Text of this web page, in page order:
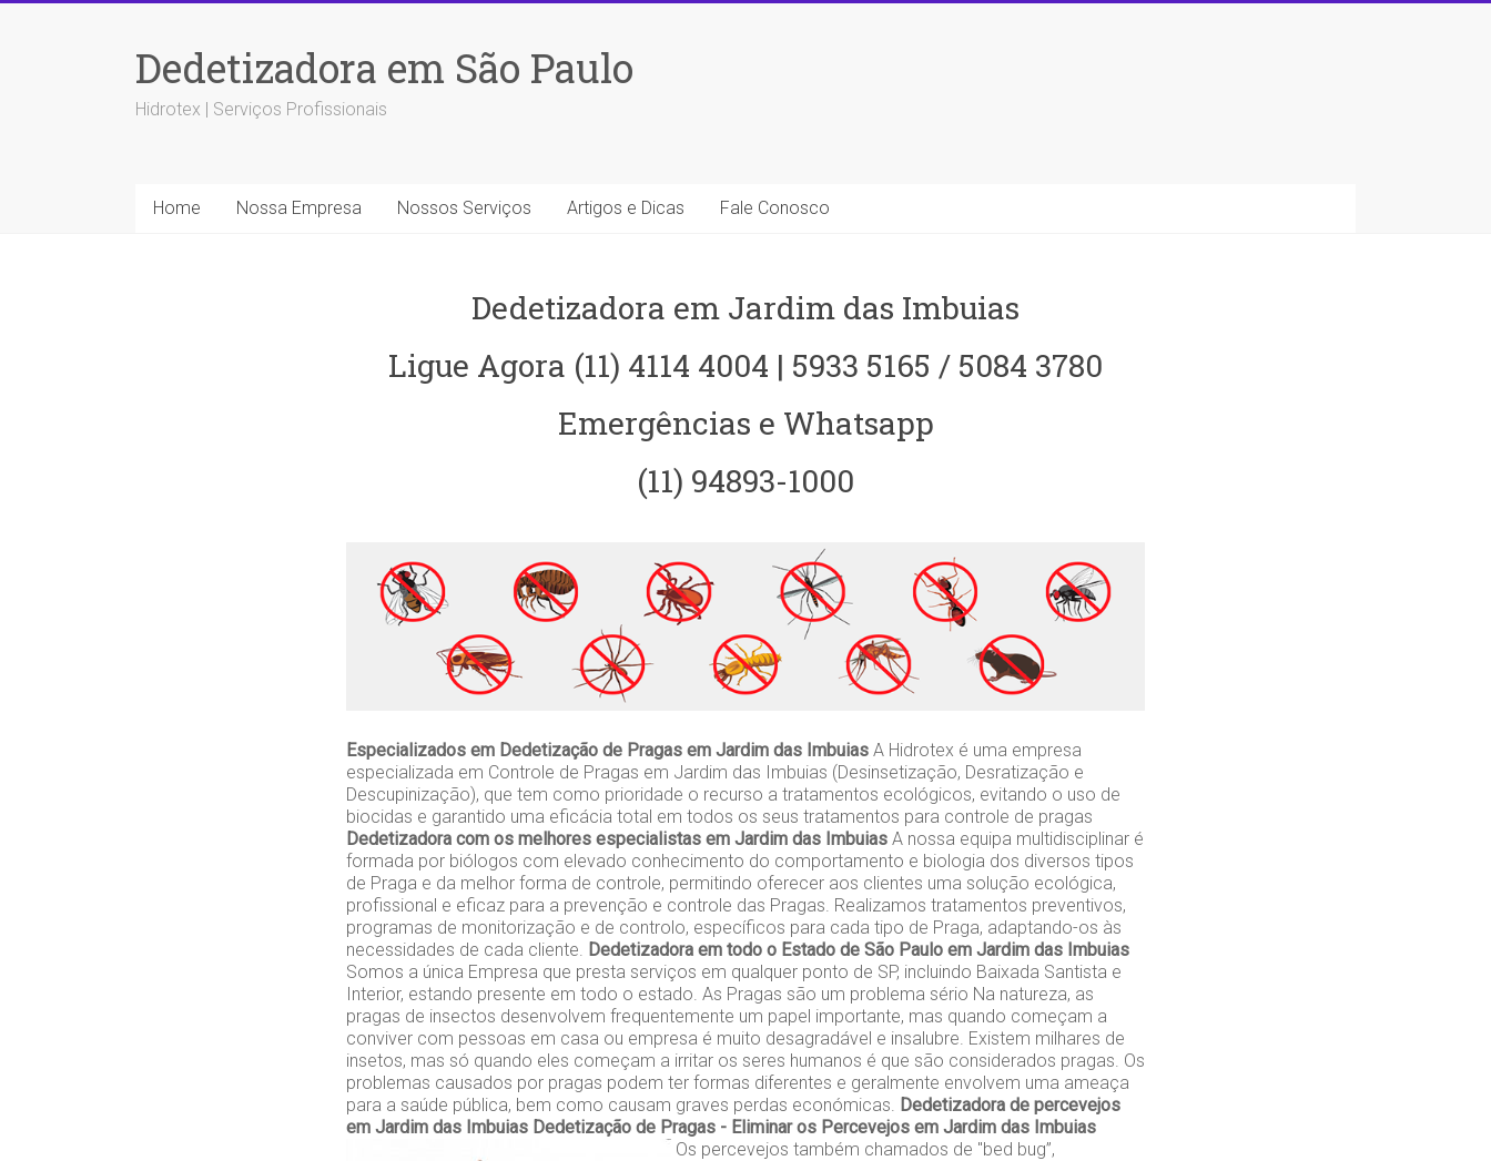
Dedetizadora em São Paulo
Hidrotex | Serviços Profissionais
Home Nossa Empresa Nossos Serviços Artigos e Dicas Fale Conosco
Dedetizadora em Jardim das Imbuias
Ligue Agora (11) 4114 4004 | 5933 5165 / 5084 3780
Emergências e Whatsapp
(11) 94893-1000
Especializados em Dedetização de Pragas em Jardim das Imbuias A Hidrotex é uma empresa
especializada em Controle de Pragas em Jardim das Imbuias (Desinsetização, Desratização e
Descupinização), que tem como prioridade o recurso a tratamentos ecológicos, evitando o uso de
biocidas e garantido uma eficácia total em todos os seus tratamentos para controle de pragas
Dedetizadora com os melhores especialistas em Jardim das Imbuias A nossa equipa multidisciplinar é
formada por biólogos com elevado conhecimento do comportamento e biologia dos diversos tipos
de Praga e da melhor forma de controle, permitindo oferecer aos clientes uma solução ecológica,
profissional e eficaz para a prevenção e controle das Pragas. Realizamos tratamentos preventivos,
programas de monitorização e de controlo, específicos para cada tipo de Praga, adaptando-os às
necessidades de cada cliente.
Dedetizadora em todo o Estado de São Paulo em Jardim das Imbuias
Somos a única Empresa que presta serviços em qualquer ponto de SP, incluindo Baixada Santista e
Interior, estando presente em todo o estado. As Pragas são um problema sério Na natureza, as
pragas de insectos desenvolvem frequentemente um papel importante, mas quando começam a
conviver com pessoas em casa ou empresa é muito desagradável e insalubre. Existem milhares de
insetos, mas só quando eles começam a irritar os seres humanos é que são considerados pragas. Os
problemas causados por pragas podem ter formas diferentes e geralmente envolvem uma ameaça
para a saúde pública, bem como causam graves perdas económicas.
Dedetizadora de percevejos
em Jardim das Imbuias Dedetização de Pragas - Eliminar os Percevejos em Jardim das Imbuias
Os percevejos também chamados de "bed bug”,